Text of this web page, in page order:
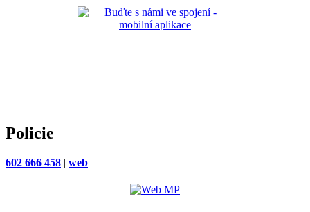
Policie
602 666 458 | web